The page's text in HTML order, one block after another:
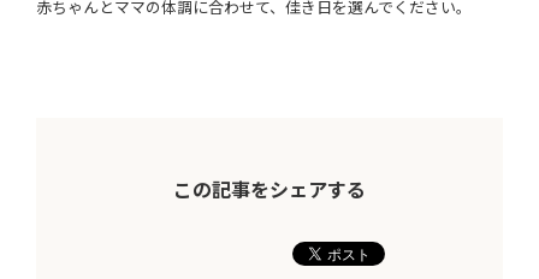
赤ちゃんとママの体調に合わせて、佳き日を選んでください。
この記事をシェアする